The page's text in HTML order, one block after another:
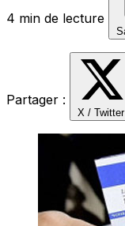
4 min de lecture
Partager :
X / Twitter